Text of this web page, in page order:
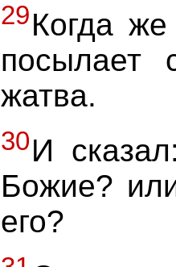
29Когда
посылает
жатва.
30И
Божие?
его?